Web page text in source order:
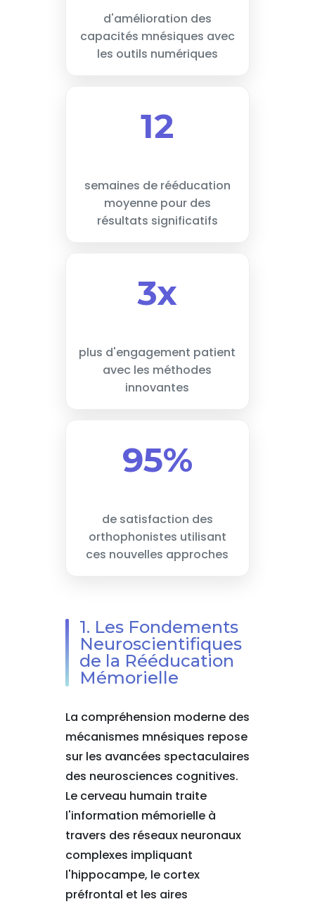
d'amélioration des
capacités mnésiques avec
les outils numériques
12
semaines de rééducation
moyenne pour des
résultats significatifs
3x
plus d'engagement patient
avec les méthodes
innovantes
95%
de satisfaction des
orthophonistes utilisant
ces nouvelles approches
1. Les Fondements
Neuroscientifiques
de la Rééducation
Mémorielle
La compréhension moderne des
mécanismes mnésiques repose
sur les avancées spectaculaires
des neurosciences cognitives.
Le cerveau humain traite
l'information mémorielle à
travers des réseaux neuronaux
complexes impliquant
l'hippocampe, le cortex
préfrontal et les aires